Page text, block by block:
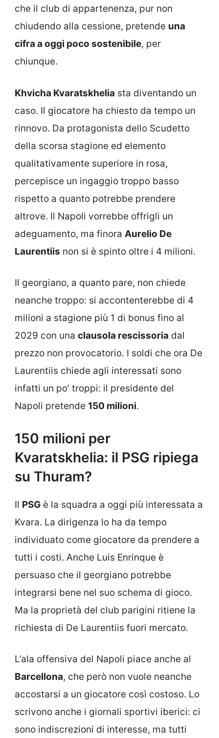
che il club di appartenenza, pur non
chiudendo alla cessione, pretende una
cifra a oggi poco sostenibile, per
chiunque.
Khvicha Kvaratskhelia sta diventando un
caso. Il giocatore ha chiesto da tempo un
rinnovo. Da protagonista dello Scudetto
della scorsa stagione ed elemento
qualitativamente superiore in rosa,
percepisce un ingaggio troppo basso
rispetto a quanto potrebbe prendere
altrove. Il Napoli vorrebbe offrigli un
adeguamento, ma finora Aurelio De
Laurentiis non si è spinto oltre i 4 milioni.
Il georgiano, a quanto pare, non chiede
neanche troppo: si accontenterebbe di 4
milioni a stagione più 1 di bonus fino al
2029 con una clausola rescissoria dal
prezzo non provocatorio. I soldi che ora De
Laurentiis chiede agli interessati sono
infatti un po’ troppi: il presidente del
Napoli pretende 150 milioni.
150 milioni per
Kvaratskhelia: il PSG ripiega
su Thuram?
Il PSG è la squadra a oggi più interessata a
Kvara. La dirigenza lo ha da tempo
individuato come giocatore da prendere a
tutti i costi. Anche Luis Enrinque è
persuaso che il georgiano potrebbe
integrarsi bene nel suo schema di gioco.
Ma la proprietà del club parigini ritiene la
richiesta di De Laurentiis fuori mercato.
L’ala offensiva del Napoli piace anche al
Barcellona, che però non vuole neanche
accostarsi a un giocatore così costoso. Lo
scrivono anche i giornali sportivi iberici: ci
sono indiscrezioni di interesse, ma tutti